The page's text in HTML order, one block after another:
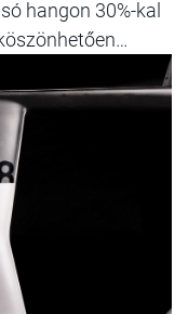
hangon 30%-kal